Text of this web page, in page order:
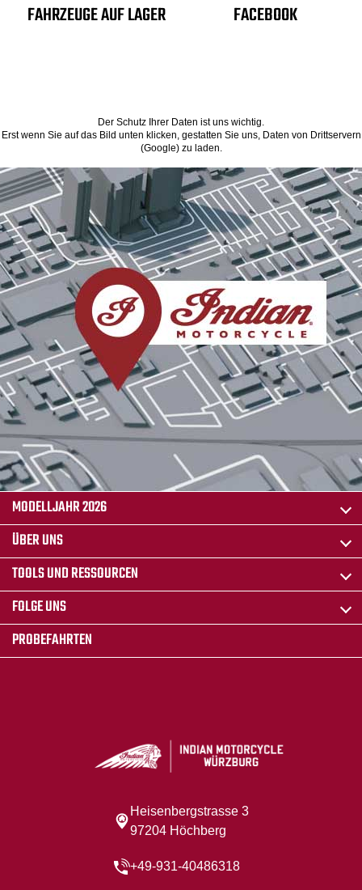
FAHRZEUGE AUF LAGER FACEBOOK
Der Schutz Ihrer Daten ist uns wichtig.
Erst wenn Sie auf das Bild unten klicken, gestatten Sie uns, Daten von Drittservern
(Google) zu laden.
MODELLJAHR 2026
ÜBER UNS
TOOLS UND RESSOURCEN
FOLGE UNS
PROBEFAHRTEN
Heisenbergstrasse 3
97204 Höchberg
+49-931-40486318